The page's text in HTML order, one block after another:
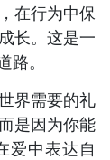
在行为中保
长。这是一
。
界需要的礼
是因为你能
爱中表达自